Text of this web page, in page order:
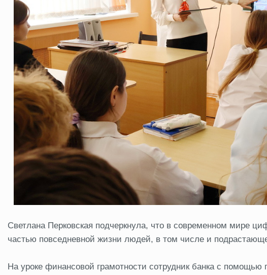
Светлана Перковская подчеркнула, что в современном мире
частью повседневной жизни людей, в том числе и
На уроке финансовой грамотности сотрудник банка с